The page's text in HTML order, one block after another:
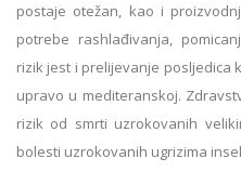
postaje otežan, kao i
potrebe rashlađivanja,
rizik jest i prelijevanje posljedica
upravo u mediteranskoj.
rizik od smrti uzrokovanih
bolesti uzrokovanih ugrizima